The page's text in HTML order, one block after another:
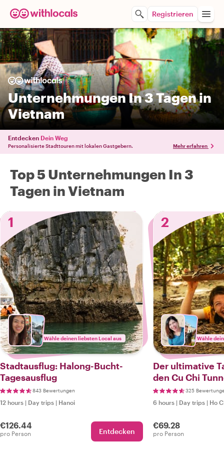
Registrieren
Unternehmungen In 3 Tagen in
Vietnam
Entdecken Dein Weg
Personalisierte Stadttouren mit lokalen Gastgebern. Mehr erfahren
Top 5 Unternehmungen In 3
Tagen in Vietnam
1
Wähle deinen liebsten Local aus
Stadtausflug: Halong-Bucht-
Tagesausflug
843 Bewertungen
12 hours | Day trips | Hanoi
€126.44
pro Person Entdecken
2
Wähle
Der ultimative
den Cu Chi
325
6 hours | Day trips | Ho
€69.28
pro Person